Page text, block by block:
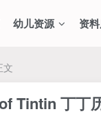
幼儿资源 资
文
Tintin 丁丁